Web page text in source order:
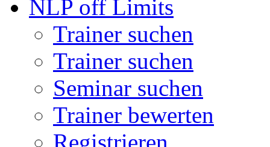
NLP off Limits
Trainer suchen
Trainer suchen
Seminar suchen
Trainer bewerten